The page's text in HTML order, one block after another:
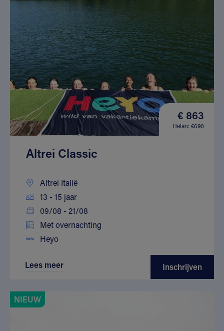
€ 863
Helan: €690
Altrei Classic
Altrei Italië
13 - 15 jaar
09/08 - 21/08
Met overnachting
Heyo
Lees meer Inschrijven
NIEUW